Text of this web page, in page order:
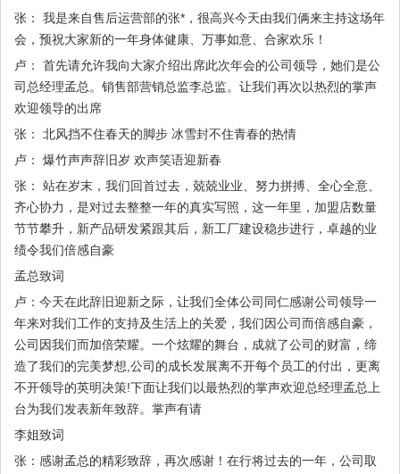
张： 我是来自售后运营部的张*，很高兴今天由我们俩来主持这场年
会，预祝大家新的一年身体健康、万事如意、合家欢乐！
卢： 首先请允许我向大家介绍出席此次年会的公司领导，她们是公
司总经理孟总。销售部营销总监李总监。让我们再次以热烈的掌声
欢迎领导的出席
张： 北风挡不住春天的脚步 冰雪封不住青春的热情
卢： 爆竹声声辞旧岁 欢声笑语迎新春
张： 站在岁末，我们回首过去，兢兢业业、努力拼搏、全心全意、
齐心协力，是对过去整整一年的真实写照，这一年里，加盟店数量
节节攀升，新产品研发紧跟其后，新工厂建设稳步进行，卓越的业
绩令我们倍感自豪
孟总致词
卢：今天在此辞旧迎新之际，让我们全体公司同仁感谢公司领导一
年来对我们工作的支持及生活上的关爱，我们因公司而倍感自豪，
公司因我们而加倍荣耀。一个炫耀的舞台，成就了公司的财富，缔
造了我们的完美梦想,公司的成长发展离不开每个员工的付出，更离
不开领导的英明决策!下面让我们以最热烈的掌声欢迎总经理孟总上
台为我们发表新年致辞。掌声有请
李姐致词
张：感谢孟总的精彩致辞，再次感谢！在行将过去的一年，公司取